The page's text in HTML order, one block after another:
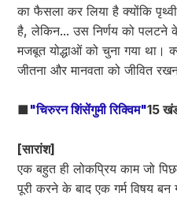
का फैसला कर लिया है क्योंकि पृथ्वी
है, लेकिन... उस निर्णय को पलटने
मजबूत योद्धाओं को चुना गया था।
जीतना और मानवता को जीवित
■"चिरुरन शिंसेंगुमी रिक्विम"15
[सारांश]
एक बहुत ही लोकप्रिय काम जो
पूरी करने के बाद एक गर्म विषय बन